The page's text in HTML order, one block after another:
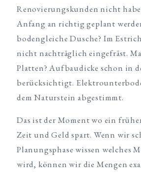
Renovierungskunden nicht
Anfang an richtig geplant
bodengleiche Dusche? Im
nicht nachträglich eingefräst.
Platten? Aufbaudicke schon in
berücksichtigt.
dem Naturstein abgestimmt.
Das ist der Moment wo ein
Zeit und Geld spart. Wenn wir
Planungsphase wissen welches
wird, können wir die Mengen